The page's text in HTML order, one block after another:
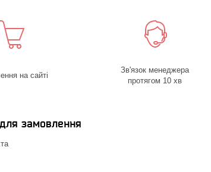
на сайті
Зв'язок менеджера
протягом 10 хв
замовлення